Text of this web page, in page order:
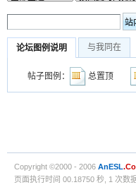
论坛图例说明 与我同在
帖子图例： 总置顶
Copyright ©2000 - 2006 AnESL
页面执行时间 00.18750 秒, 1 次数